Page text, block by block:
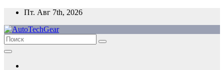
Перейти
содержимому
Пт. Авг 7th, 2026